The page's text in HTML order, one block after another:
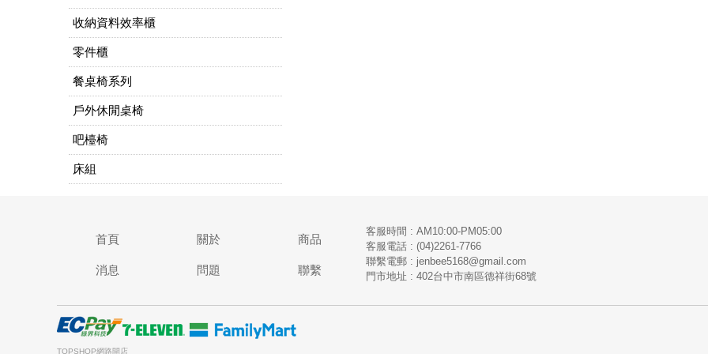
收納資料效率櫃
零件櫃
餐桌椅系列
戶外休閒桌椅
吧檯椅
床組
首頁 關於 商品
消息 問題 聯繫
客服時間 : AM10:00-PM05:00
客服電話 : (04)2261-7766
​聯繫電郵 : jenbee5168@gmail.com
門市地址 : 402台中市南區德祥街68號
TOPSHOP網路開店